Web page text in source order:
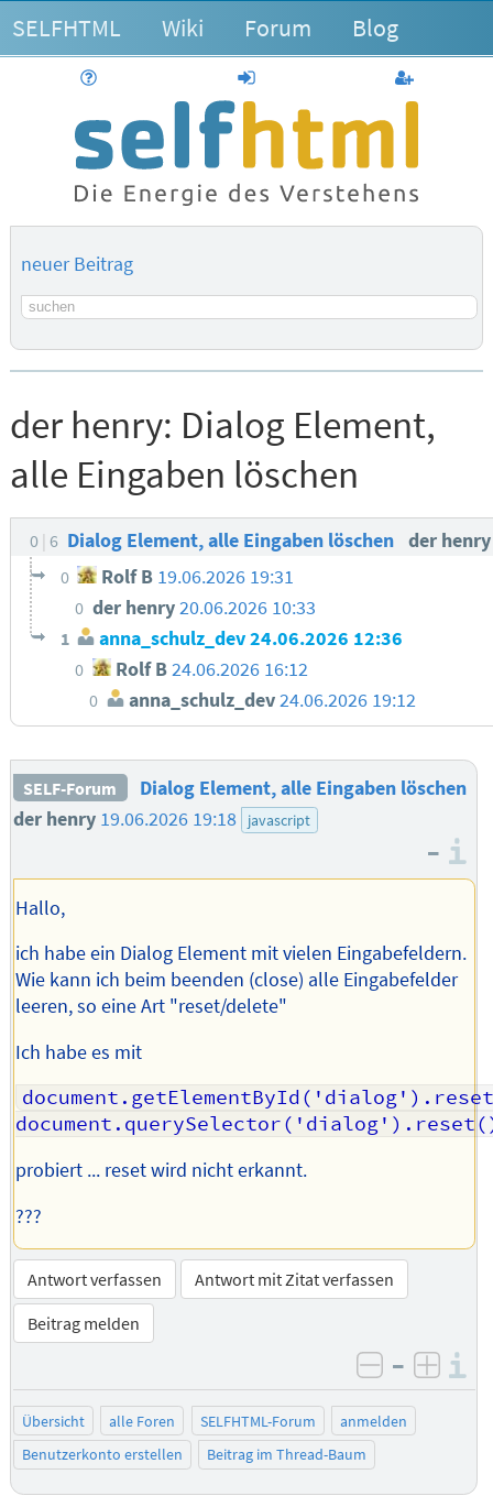
SELFHTML Wiki Forum Blog
anmelden
neuer Beitrag
Suchbegriff
der henry: Dialog Element,
alle Eingaben löschen
0 6 Dialog Element, alle Eingaben löschen der
0 Rolf B 19.06.2026 19:31
0 der henry20.06.2026 10:33
1 anna_schulz_dev24.06.2026 12:36
0 Rolf B24.06.2026 16:12
0 anna_schulz_dev24.06.2026 19:12
SELF-Forum
Dialog Element, alle Eingaben löschen
der henry 19.06.2026 19:18 javascript
–
Hallo,
ich habe ein Dialog Element mit vielen Eingabefeldern.
Wie kann ich beim beenden (close) alle Eingabefelder
leeren, so eine Art "reset/delete"
Ich habe es mit
probiert ... reset wird nicht erkannt.
???
Antwort verfassen
Antwort mit Zitat verfassen
Beitrag melden
negativ
–
Übersicht alle Foren SELFHTML-Forum
anmelden
Benutzerkonto erstellen
Beitrag im Thread-Baum